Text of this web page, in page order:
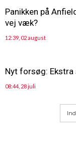
Panikken på
vej væk?
12:39, 02 august
Nyt forsøg:
08:44, 28 juli